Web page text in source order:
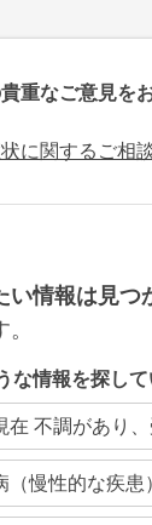
重なご意見を
に関するご相
い情報は見つ
な情報を探し
在 不調があり
（慢性的な疾